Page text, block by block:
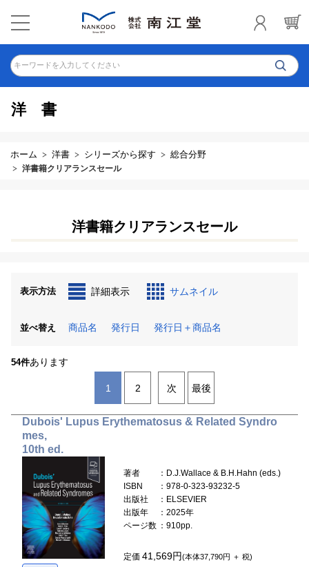
キーワードを入力してください
洋書
ホーム 洋書 シリーズから探す 総合分野
洋書籍クリアランスセール
洋書籍クリアランスセール
表示方法 詳細表示 サムネイル
並べ替え 商品名 発行日 発行日＋商品名
54件あります
1 2 次 最後
Dubois' Lupus Erythematosus & Related Syndro
mes,
10th ed.
著者
：D.J.Wallace & B.H.Hahn (eds.)
ISBN
：978-0-323-93232-5
出版社
：ELSEVIER
出版年
：2025年
ページ数 ：910pp.
定価41,569円(本体37,790円 ＋ 税)